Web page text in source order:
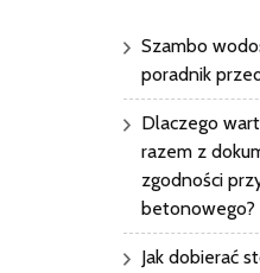
Szambo
poradnik
Dlaczego
razem z
zgodności
betonowego?
Jak dobierać